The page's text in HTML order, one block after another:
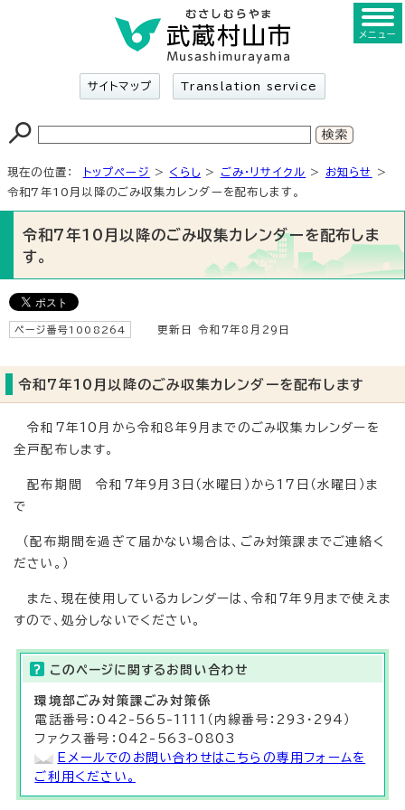
サイトマップ Translation service
メニュー
現在の位置： トップページ > くらし > ごみ・リサイクル > お知らせ
>
令和7年10月以降のごみ収集カレンダーを配布します。
令和7年10月以降のごみ収集カレンダーを配布しま
す。
ページ番号1008264 更新日 令和7年8月29日
令和7年10月以降のごみ収集カレンダーを配布します
令和7年10月から令和8年9月までのごみ収集カレンダーを
全戸配布します。
配布期間 令和7年9月3日（水曜日）から17日（水曜日）ま
で
（配布期間を過ぎて届かない場合は、ごみ対策課までご連絡く
ださい。）
また、現在使用しているカレンダーは、令和7年9月まで使えま
すので、処分しないでください。
このページに関する お問い合わせ
環境部ごみ対策課 ごみ対策係
電話番号：042-565-1111（内線番号：293・294）
ファクス番号：042-563-0803
Eメールでのお問い合わせはこちらの専用フォームを
ご利用ください。